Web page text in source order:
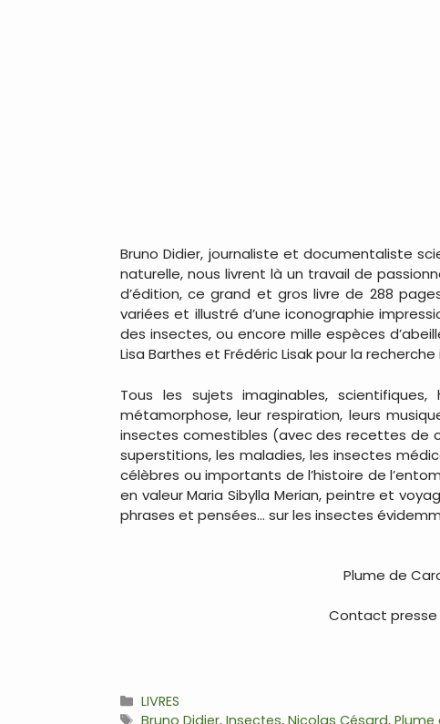
Bruno Didier, journaliste et documentaliste
naturelle, nous livrent là un travail de
d’édition, ce grand et gros livre de 288
variées et illustré d’une iconographie
des insectes, ou encore mille espèces
Lisa Barthes et Frédéric Lisak pour la
Tous les sujets imaginables,
métamorphose, leur respiration, leurs
insectes comestibles (avec des recettes de
superstitions, les maladies, les insectes
célèbres ou importants de l’histoire de
en valeur Maria Sibylla Merian, peintre et
phrases et pensées… sur les insectes
Plume de
Contact presse
Catégories
LIVRES
Étiquettes